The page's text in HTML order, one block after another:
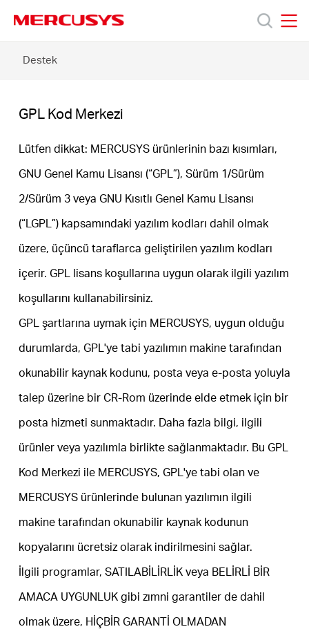
navigation
Ürünler
Hakkımızda
Turkey
Destek
GPL Kod Merkezi
Lütfen dikkat: MERCUSYS ürünlerinin bazı kısımları,
GNU Genel Kamu Lisansı (“GPL”), Sürüm 1/Sürüm
2/Sürüm 3 veya GNU Kısıtlı Genel Kamu Lisansı
(“LGPL”) kapsamındaki yazılım kodları dahil olmak
üzere, üçüncü taraflarca geliştirilen yazılım kodları
içerir. GPL lisans koşullarına uygun olarak ilgili yazılım
koşullarını kullanabilirsiniz.
GPL şartlarına uymak için MERCUSYS, uygun olduğu
durumlarda, GPL'ye tabi yazılımın makine tarafından
okunabilir kaynak kodunu, posta veya e-posta yoluyla
talep üzerine bir CR-Rom üzerinde elde etmek için bir
posta hizmeti sunmaktadır. Daha fazla bilgi, ilgili
ürünler veya yazılımla birlikte sağlanmaktadır. Bu GPL
Kod Merkezi ile MERCUSYS, GPL'ye tabi olan ve
MERCUSYS ürünlerinde bulunan yazılımın ilgili
makine tarafından okunabilir kaynak kodunun
kopyalarını ücretsiz olarak indirilmesini sağlar.
İlgili programlar, SATILABİLİRLİK veya BELİRLİ BİR
AMACA UYGUNLUK gibi zımni garantiler de dahil
olmak üzere, HİÇBİR GARANTİ OLMADAN